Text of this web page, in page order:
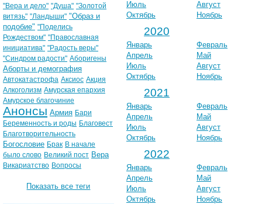
Июль
Август
Октябрь
Ноябрь
2020
Январь
Февраль
Апрель
Май
Июль
Август
Октябрь
Ноябрь
2021
Январь
Февраль
Апрель
Май
Июль
Август
Октябрь
Ноябрь
2022
Январь
Февраль
Апрель
Май
Июль
Август
Октябрь
Ноябрь
"Вера и дело" "Душа" "Золотой
витязь" "Ландыши" "Образ и
подобие" "Поделись
Рождеством" "Православная
инициатива" "Радость веры"
"Синдром радости" Аборигены
Аборты и демография
Автокатастрофа Аксиос Акция
Алкоголизм Амурская епархия
Амурское благочиние
Анонсы Армия Бари
Беременность и роды Благовест
Благотворительность
Богословие Брак В начале
было слово Великий пост Вера
Викариатство Вопросы
Показать все теги